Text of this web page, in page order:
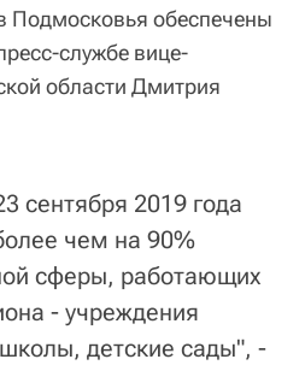
Подмосковья обеспечены
службе вице-
области Дмитрия
сентября 2019 года
чем на 90%
сферы, работающих
- учреждения
детские сады", -